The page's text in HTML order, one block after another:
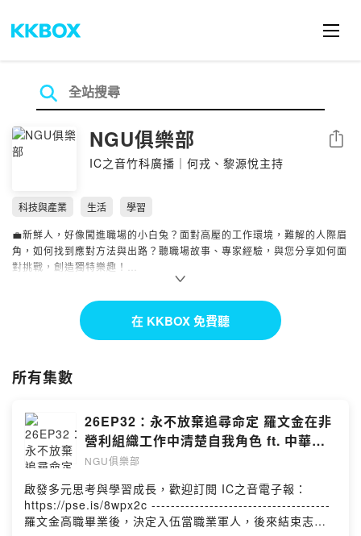
NGU俱樂部
IC之音竹科廣播｜何戎、黎源悅主持
分享
科技與產業 生活
學習
💼新鮮人，好像闖進職場的小白兔？面對高壓的工作環境，難解的人際眉
角，如何找到應對方法與出路？聽職場故事、專家經驗，與您分享如何面
對挑戰，創造獨特樂趣！
📌《NGU俱樂部》，NGU就是Never Give Up！以永不放棄的精神，節
目主持人何戎、黎源悅，陪你一起找到唯一，明白自身的獨特價值，成為
🤝節目長期經營職場議題。透過廣播、Podcast與影音，《NGU俱樂
想的動力、關鍵時刻的魄力、與贏得信賴的德力，知道自己的生命「為何
本節目由盟立集團贊助播出。
在 KKBOX 免費聽
所有集數
26EP32：永不放棄追尋命定 羅文金在非
營利組織工作中清楚自我角色 ft. 中華扭
轉力協會主任 羅文金
NGU俱樂部
啟發多元思考與學習成長，歡迎訂閱 IC之音電子報：
https://pse.is/8wpx2c -------------------------------------
羅文金高職畢業後，決定入伍當職業軍人，後來結束志願